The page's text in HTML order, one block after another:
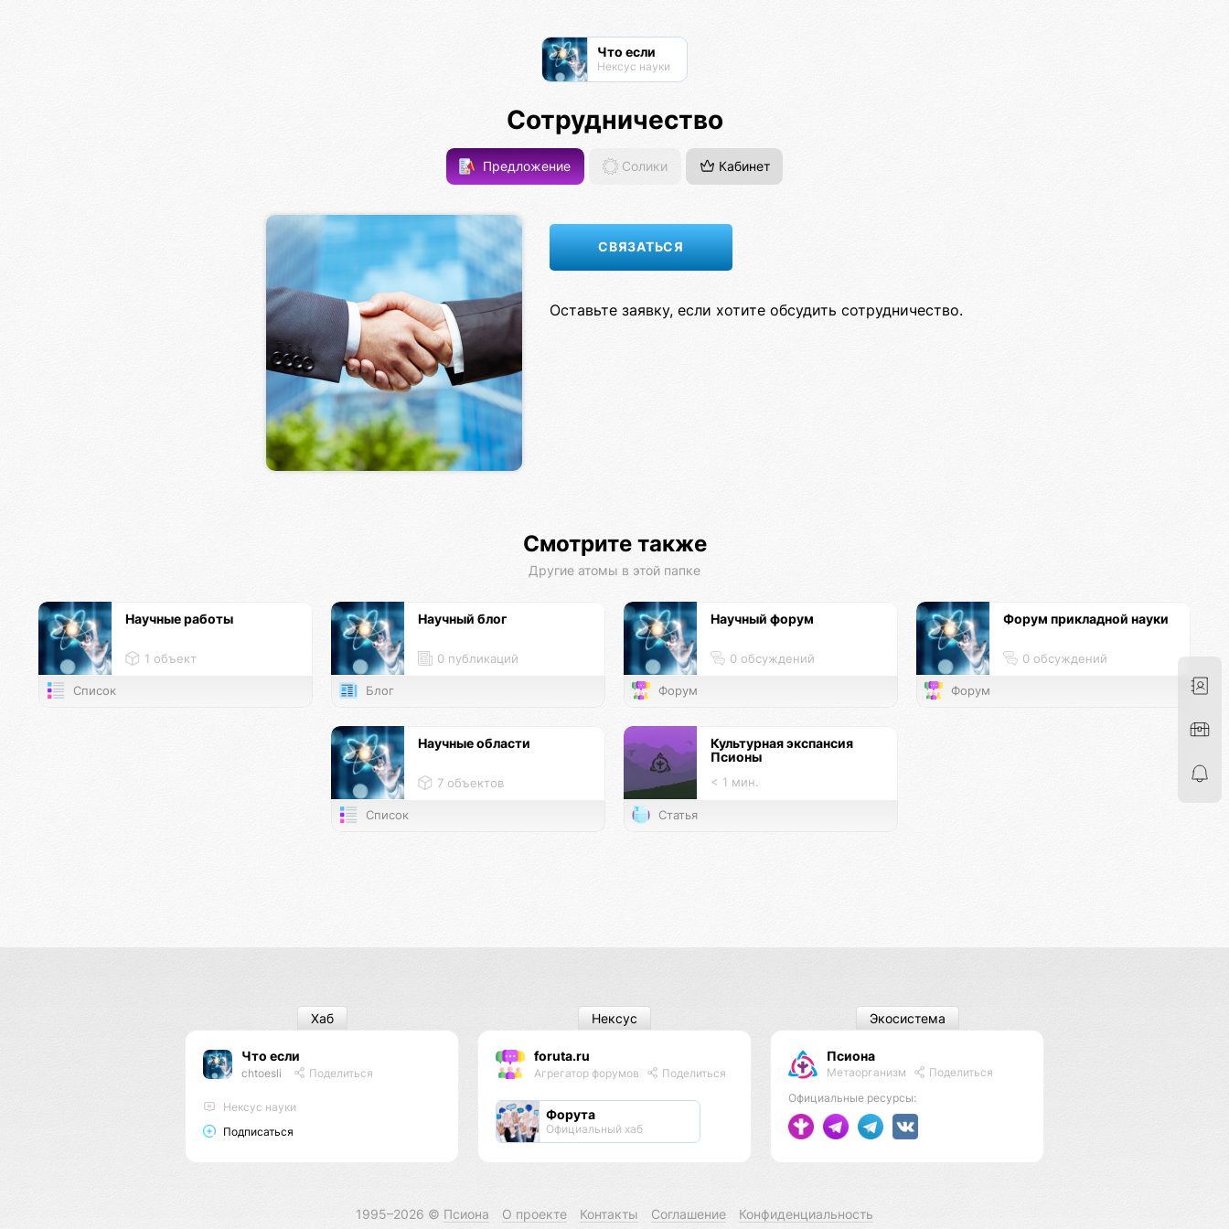
Что если
Нексус науки
Сотрудничество
Предложение Солики Кабинет
Оставьте заявку, если хотите обсудить сотрудничество.
Смотрите также
Другие атомы в этой папке
Научные работы
1 объект
Список
Научный блог
0 публикаций
Блог
Научный форум
0 обсуждений
Форум
Форум прикладной науки
0 обсуждений
Форум
Научные области
7 объектов
Список
Культурная экспансия
Псионы
< 1 мин.
Статья
Что если
chtoesli Поделиться
Нексус науки
Подписаться
Хаб
foruta.ru
Агрегатор форумов Поделиться
Форута
Официальный хаб
Нексус
Псиона
Метаорганизм
Поделиться
Официальные ресурсы:
Экосистема
1995–2026 © Псиона О проекте Контакты Соглашение Конфиденциальность